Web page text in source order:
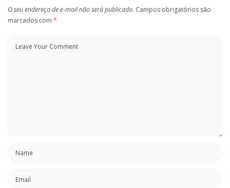
O seu endereço de e-mail não será publicado. Campos obrigatórios são
marcados com *